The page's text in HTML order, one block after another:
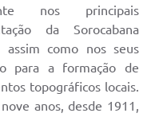
nos principais
da Sorocabana
assim como nos seus
para a formação de
topográficos locais.
anos, desde 1911,